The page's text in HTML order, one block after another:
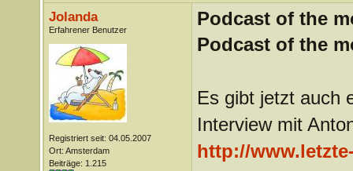
Jolanda
Erfahrener Benutzer
Registriert seit: 04.05.2007
Ort: Amsterdam
Beiträge: 1.215
Podcast of the
Podcast of the
Es gibt jetzt auch
Interview mit
http://